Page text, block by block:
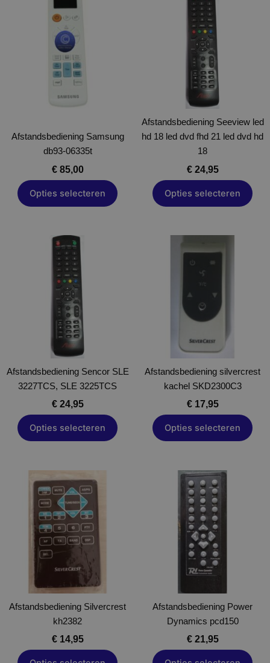
Afstandsbediening Samsung
db93-06335t
€85,00
Opties selecteren
product
heeft
meerdere
variaties.
Deze
optie
kan
gekozen
op
de
productpagina
Afstandsbediening Seeview led
hd 18 led dvd fhd 21 led dvd hd
18
€24,95
Opties selecteren
product
heeft
meerdere
variaties.
Deze
optie
kan
gekozen
worden
op
de
productpagina
Afstandsbediening Sencor SLE
3227TCS, SLE 3225TCS
€24,95
Opties selecteren
Dit
product
heeft
meerdere
variaties.
Deze
optie
kan
gekozen
worden
op
de
productpagina
Afstandsbediening silvercrest
kachel SKD2300C3
€17,95
Opties selecteren
product
heeft
variaties.
Deze
kan
worden
op
de
productpagina
Afstandsbediening Silvercrest
kh2382
€14,95
product
heeft
meerdere
variaties.
Deze
optie
gekozen
worden
op
de
productpagina
Afstandsbediening Power
Dynamics pcd150
€21,95
Dit
product
heeft
meerdere
variaties.
Deze
optie
kan
gekozen
worden
op
de
productpagina